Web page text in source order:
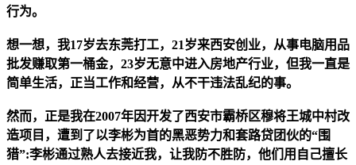
行为。
想一想，我17岁去东莞打工，21岁来西安创业，从事电脑用品
批发赚取第一桶金，23岁无意中进入房地产行业，但我一直是
简单生活，正当工作和经营，从不干违法乱纪的事。
然而，正是我在2007年因开发了西安市霸桥区穆将王城中村改
造项目，遭到了以李彬为首的黑恶势力和套路贷团伙的“围
猎”:李彬通过熟人去接近我，让我防不胜防，他们用自己擅长